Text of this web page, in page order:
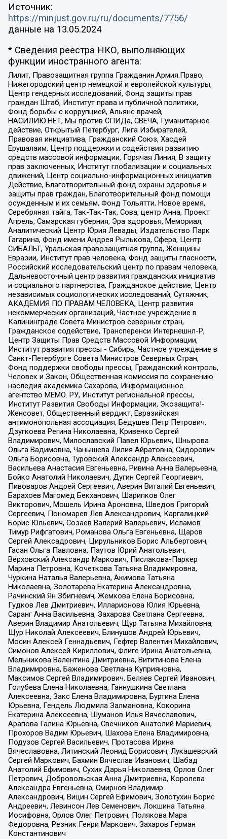
Источник:
https://minjust.gov.ru/ru/documents/7756/
данные на 13.05.2024
* Сведения реестра НКО, выполняющих
функции иностранного агента:
Лилит, Правозащитная группа Гражданин.Армия.Право,
Нижегородский центр немецкой и европейской культуры,
Центр гендерных исследований, Фонд защиты прав
граждан Штаб, Институт права и публичной политики,
Фонд борьбы с коррупцией, Альянс врачей,
НАСИЛИЮ.НЕТ, Мы против СПИДа, СВЕЧА, Гуманитарное
действие, Открытый Петербург, Лига Избирателей,
Правовая инициатива, Гражданский Союз, Хасдей
Ерушалаим, Центр поддержки и содействия развитию
средств массовой информации, Горячая Линия, В защиту
прав заключенных, Институт глобализации и социальных
движений, Центр социально-информационных инициатив
Действие, Благотворительный фонд охраны здоровья и
защиты прав граждан, Благотворительный фонд помощи
осужденным и их семьям, Фонд Тольятти, Новое время,
Серебряная тайга, Так-Так-Так, Сова, центр Анна, Проект
Апрель, Самарская губерния, Эра здоровья, Мемориал,
Аналитический Центр Юрия Левады, Издательство Парк
Гагарина, Фонд имени Андрея Рылькова, Сфера, Центр
СИБАЛЬТ, Уральская правозащитная группа, Женщины
Евразии, Институт прав человека, Фонд защиты гласности,
Российский исследовательский центр по правам человека,
Дальневосточный центр развития гражданских инициатив
и социального партнерства, Гражданское действие, Центр
независимых социологических исследований, Сутяжник,
АКАДЕМИЯ ПО ПРАВАМ ЧЕЛОВЕКА, Центр развития
некоммерческих организаций, Частное учреждение в
Калининграде Совета Министров северных стран,
Гражданское содействие, Трансперенси Интернешнл-Р,
Центр Защиты Прав Средств Массовой Информации,
Институт развития прессы - Сибирь, Частное учреждение в
Санкт-Петербурге Совета Министров Северных Стран,
Фонд поддержки свободы прессы, Гражданский контроль,
Человек и Закон, Общественная комиссия по сохранению
наследия академика Сахарова, Информационное
агентство МЕМО. РУ, Институт региональной прессы,
Институт Развития Свободы Информации, Экозащита!-
Женсовет, Общественный вердикт, Евразийская
антимонопольная ассоциация, Бедушев Петр Петрович,
Дзугкоева Регина Николаевна, Кривенко Сергей
Владимирович, Милославский Павел Юрьевич, Шнырова
Ольга Вадимовна, Чанышева Лилия Айратовна, Сидорович
Ольга Борисовна, Туровский Александр Алексеевич,
Васильева Анастасия Евгеньевна, Ривина Анна Валерьевна,
Бойко Анатолий Николаевич, Дугин Сергей Георгиевич,
Пивоваров Андрей Сергеевич, Аверин Виталий Евгеньевич,
Барахоев Магомед Бекханович, Шарипков Олег
Викторович, Мошель Ирина Ароновна, Шведов Григорий
Сергеевич, Пономарев Лев Александрович, Каргалицкий
Борис Юльевич, Созаев Валерий Валерьевич, Исламов
Тимур Рифгатович, Романова Ольга Евгеньевна, Щаров
Сергей Алексадрович, Цирульников Борис Альбертович,
Гасан Ольга Павловна, Паутов Юрий Анатольевич,
Верховский Александр Маркович, Пислакова-Паркер
Марина Петровна, Кочеткова Татьяна Владимировна,
Чуркина Наталья Валерьевна, Акимова Татьяна
Николаевна, Золотарева Екатерина Александровна,
Рачинский Ян Збигневич, Жемкова Елена Борисовна,
Гудков Лев Дмитриевич, Илларионова Юлия Юрьевна,
Саранг Анна Васильевна, Захарова Светлана Сергеевна,
Аверин Владимир Анатольевич, Щур Татьяна Михайловна,
Щур Николай Алексеевич, Блинушов Андрей Юрьевич,
Мосин Алексей Геннадьевич, Гефтер Валентин Михайлович,
Симонов Алексей Кириллович, Флиге Ирина Анатольевна,
Мельникова Валентина Дмитриевна, Вититинова Елена
Владимировна, Баженова Светлана Куприяновна,
Максимов Сергей Владимирович, Беляев Сергей Иванович,
Голубева Елена Николаевна, Ганнушкина Светлана
Алексеевна, Закс Елена Владимировна, Буртина Елена
Юрьевна, Гендель Людмила Залмановна, Кокорина
Екатерина Алексеевна, Шуманов Илья Вячеславович,
Арапова Галина Юрьевна, Свечников Анатолий Мариевич,
Прохоров Вадим Юрьевич, Шахова Елена Владимировна,
Подузов Сергей Васильевич, Протасова Ирина
Вячеславовна, Литинский Леонид Борисович, Лукашевский
Сергей Маркович, Бахмин Вячеслав Иванович, Шабад
Анатолий Ефимович, Сухих Дарья Николаевна, Орлов Олег
Петрович, Добровольская Анна Дмитриевна, Королева
Александра Евгеньевна, Смирнов Владимир
Александрович, Вицин Сергей Ефимович, Золотухин Борис
Андреевич, Левинсон Лев Семенович, Локшина Татьяна
Иосифовна, Орлов Олег Петрович, Полякова Мара
Федоровна, Резник Генри Маркович, Захаров Герман
Константинович